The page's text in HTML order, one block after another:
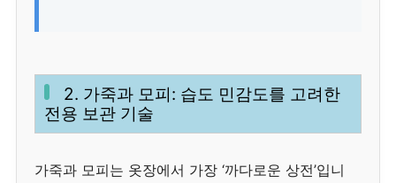
2. 가죽과 모피: 습도 민감도를 고려한
전용 보관 기술
가죽과 모피는 옷장에서 가장 ‘까다로운 상전’입니